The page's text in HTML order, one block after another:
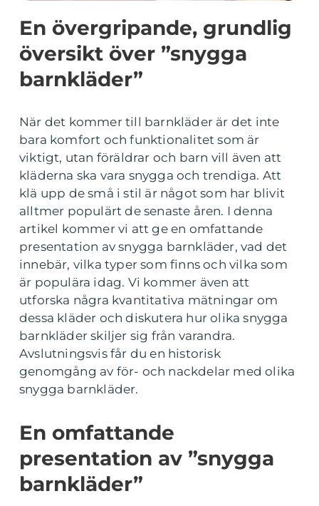
En övergripande, grundlig
översikt över ”snygga
barnkläder”
När det kommer till barnkläder är det inte
bara komfort och funktionalitet som är
viktigt, utan föräldrar och barn vill även att
kläderna ska vara snygga och trendiga. Att
klä upp de små i stil är något som har blivit
alltmer populärt de senaste åren. I denna
artikel kommer vi att ge en omfattande
presentation av snygga barnkläder, vad det
innebär, vilka typer som finns och vilka som
är populära idag. Vi kommer även att
utforska några kvantitativa mätningar om
dessa kläder och diskutera hur olika snygga
barnkläder skiljer sig från varandra.
Avslutningsvis får du en historisk
genomgång av för- och nackdelar med olika
snygga barnkläder.
En omfattande
presentation av ”snygga
barnkläder”